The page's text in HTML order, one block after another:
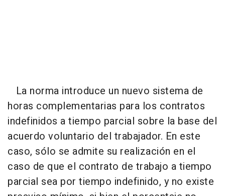
La norma introduce un nuevo sistema de
horas complementarias para los contratos
indefinidos a tiempo parcial sobre la base del
acuerdo voluntario del trabajador. En este
caso, sólo se admite su realización en el
caso de que el contrato de trabajo a tiempo
parcial sea por tiempo indefinido, y no existe